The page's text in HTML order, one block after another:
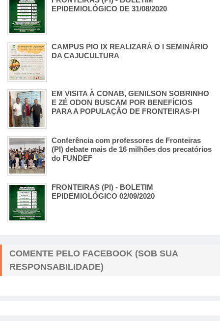
EPIDEMIOLÓGICO DE 31/08/2020
CAMPUS PIO IX REALIZARÁ O I SEMINÁRIO
DA CAJUCULTURA
EM VISITA À CONAB, GENILSON SOBRINHO
E ZÉ ODON BUSCAM POR BENEFÍCIOS
PARA A POPULAÇÃO DE FRONTEIRAS-PI
Conferência com professores de Fronteiras
(PI) debate mais de 16 milhões dos precatórios
do FUNDEF
FRONTEIRAS (PI) - BOLETIM
EPIDEMIOLÓGICO 02/09/2020
COMENTE PELO FACEBOOK (SOB SUA
RESPONSABILIDADE)